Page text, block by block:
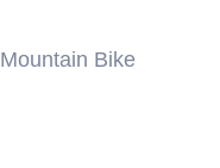
Bike